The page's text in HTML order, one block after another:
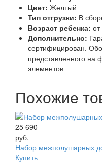
Цвет: Желтый
Тип отгрузки: В
Возраст ребенка:
Дополнительно:
сертифицирован.
представленного на
элементов
Похожие
25 690
руб.
Набор межполушарных
Купить